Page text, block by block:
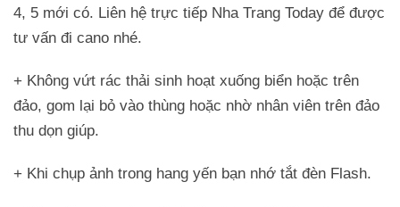
4, 5 mới có. Liên hệ trực tiếp Nha Trang Today để được
tư vấn đi cano nhé.
+ Không vứt rác thải sinh hoạt xuống biển hoặc trên
đảo, gom lại bỏ vào thùng hoặc nhờ nhân viên trên đảo
thu dọn giúp.
+ Khi chụp ảnh trong hang yến bạn nhớ tắt đèn Flash.